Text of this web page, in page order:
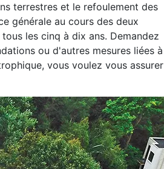
terrestres et le refoulement des
générale au cours des deux
les cinq à dix ans. Demandez
ou d'autres mesures liées à
vous voulez vous assurer